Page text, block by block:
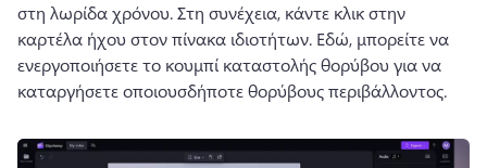
στη λωρίδα χρόνου. Στη συνέχεια, κάντε κλικ στην
καρτέλα ήχου στον πίνακα ιδιοτήτων. Εδώ, μπορείτε να
ενεργοποιήσετε το κουμπί καταστολής θορύβου για να
καταργήσετε οποιουσδήποτε θορύβους περιβάλλοντος.